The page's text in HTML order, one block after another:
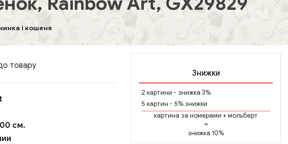
і кошеня
товару
см.
Знижки
2 картини - знижка 3%
5 картин - 5% знижки
картина за номерами +мольберт
=
знижка 10%